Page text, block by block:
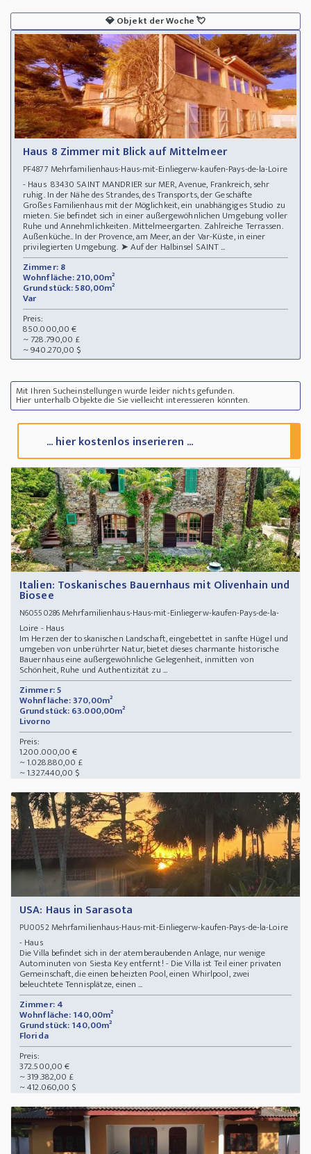
💎Objekt der Woche💘
Haus 8 Zimmer mit Blick auf Mittelmeer
PF4877 Mehrfamilienhaus-Haus-mit-Einliegerw-kaufen-Pays-de-la-Loire
- Haus 83430 SAINT MANDRIER sur MER, Avenue, Frankreich, sehr
ruhig. In der Nähe des Strandes, des Transports, der Geschäfte
Großes Familienhaus mit der Möglichkeit, ein unabhängiges Studio zu
mieten. Sie befindet sich in einer außergewöhnlichen Umgebung voller
Ruhe und Annehmlichkeiten. Mittelmeergarten. Zahlreiche Terrassen.
Außenküche.. In der Provence, am Meer, an der Var-Küste, in einer
privilegierten Umgebung. ➤ Auf der Halbinsel SAINT ...
Zimmer: 8
Wohnfläche: 210,00m²
Grundstück: 580,00m²
Var
Preis:
850.000,00 €
~ 728.790,00 £
~ 940.270,00 $
Mit Ihren Sucheinstellungen wurde leider nichts gefunden.
Hier unterhalb Objekte die Sie vielleicht interessieren könnten.
... hier kostenlos inserieren ...
Italien: Toskanisches Bauernhaus mit Olivenhain und
Biosee
N60550286Mehrfamilienhaus-Haus-mit-Einliegerw-kaufen-Pays-de-la-
Loire - Haus
Im Herzen der toskanischen Landschaft, eingebettet in sanfte Hügel und
umgeben von unberührter Natur, bietet dieses charmante historische
Bauernhaus eine außergewöhnliche Gelegenheit, inmitten von
Schönheit, Ruhe und Authentizität zu ...
Zimmer: 5
Wohnfläche: 370,00m²
Grundstück: 63.000,00m²
Livorno
Preis:
1.200.000,00 €
~ 1.028.880,00 £
~ 1.327.440,00 $
USA: Haus in Sarasota
PU0052Mehrfamilienhaus-Haus-mit-Einliegerw-kaufen-Pays-de-la-Loire
- Haus
Die Villa befindet sich in der atemberaubenden Anlage, nur wenige
Autominuten von Siesta Key entfernt! - Die Villa ist Teil einer privaten
Gemeinschaft, die einen beheizten Pool, einen Whirlpool, zwei
beleuchtete Tennisplätze, einen ...
Zimmer: 4
Wohnfläche: 140,00m²
Grundstück: 140,00m²
Florida
Preis:
372.500,00 €
~ 319.382,00 £
~ 412.060,00 $